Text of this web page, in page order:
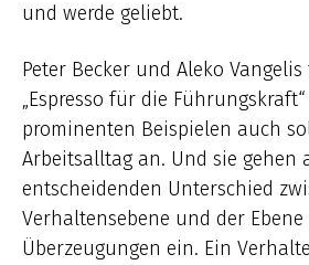
und werde geliebt.
Peter Becker und Aleko
„Espresso für die
prominenten Beispielen auch
Arbeitsalltag an. Und sie gehen
entscheidenden Unterschied
Verhaltensebene und der
Überzeugungen ein. Ein